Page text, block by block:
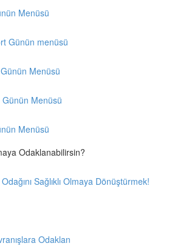
Menüsü
Günün menüsü
Menüsü
Menüsü
Menüsü
Odaklanabilirsin?
Sağlıklı Olmaya Dönüştürmek!
Odaklan